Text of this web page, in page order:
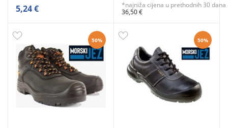
5,24 €
*najniža cijena u prethodnih 30 dana
36,50 €
50% 50%